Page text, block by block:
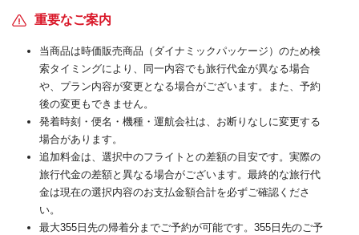
重要なご案内
当商品は時価販売商品（ダイナミックパッケージ）のため検
索タイミングにより、同一内容でも旅行代金が異なる場合
や、プラン内容が変更となる場合がございます。また、予約
後の変更もできません。
発着時刻・便名・機種・運航会社は、お断りなしに変更する
場合があります。
追加料金は、選択中のフライトとの差額の目安です。実際の
旅行代金の差額と異なる場合がございます。最終的な旅行代
金は現在の選択内容のお支払金額合計を必ずご確認くださ
い。
最大355日先の帰着分までご予約が可能です。355日先のご予